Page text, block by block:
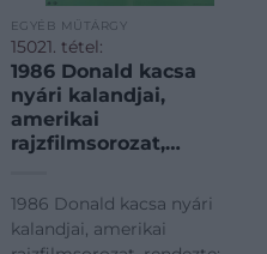
EGYÉB MŰTÁRGY
15021. tétel:
1986 Donald kacsa
nyári kalandjai,
amerikai
rajzfilmsorozat,
moziplakát, MOKÉP-
MTI Foto, hajtva,
1986 Donald kacsa nyári
kalandjai, amerikai